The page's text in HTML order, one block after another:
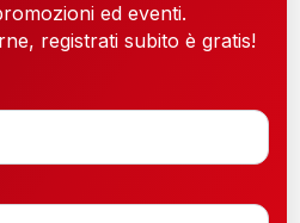
ed eventi.
registrati subito è gratis!